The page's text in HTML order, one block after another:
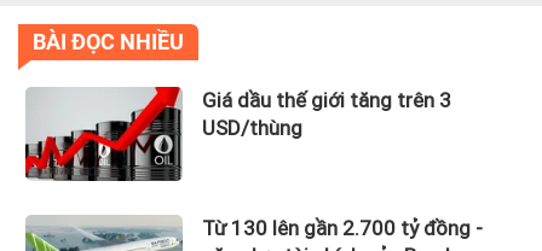
BÀI ĐỌC NHIỀU
Giá dầu thế giới tăng trên 3
USD/thùng
Từ 130 lên gần 2.700 tỷ đồng -